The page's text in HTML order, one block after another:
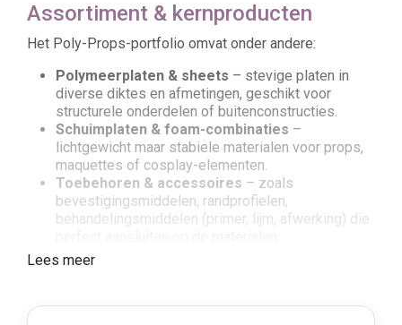
Assortiment & kernproducten
Het Poly-Props-portfolio omvat onder andere:
Polymeerplaten & sheets – stevige platen in
diverse diktes en afmetingen, geschikt voor
structurele onderdelen of buitenconstructies.
Schuimplaten & foam-combinaties –
lichtgewicht maar stabiele materialen voor props,
maquettes of cosplay-elementen.
Toebehoren & accessoires – zoals
bevestigingsmiddelen, randprofielen,
behandelingsmiddelen (primer, lijm, afwerking) die
Poly-Props biedt unieke voordelen voor makers die
Lees meer